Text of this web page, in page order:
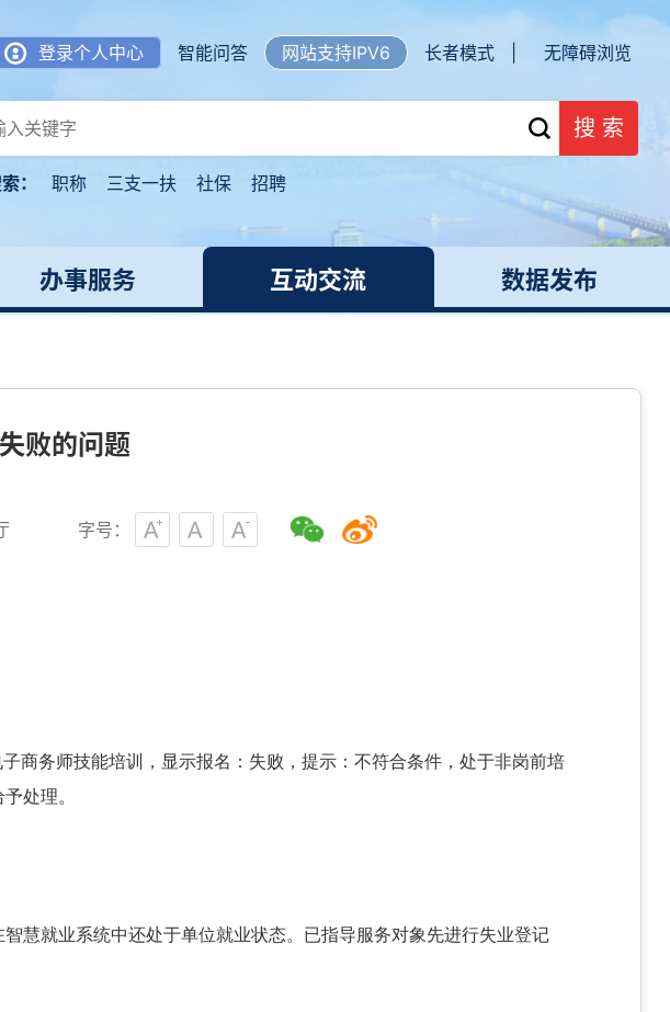
登录个人中心 智能问答 网站支持IPV6 长者模式 | 无障碍浏览
搜 索
： 职称 三支一扶 社保 招聘
办事服务 互动交流 数据发布
败的问题
字号：
商务师技能培训，显示报名：失败，提示：不符合条件，处于非岗前培
处理。
慧就业系统中还处于单位就业状态。已指导服务对象先进行失业登记